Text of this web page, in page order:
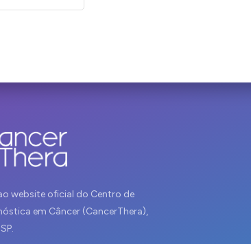
website oficial do Centro de
em Câncer (CancerThera),